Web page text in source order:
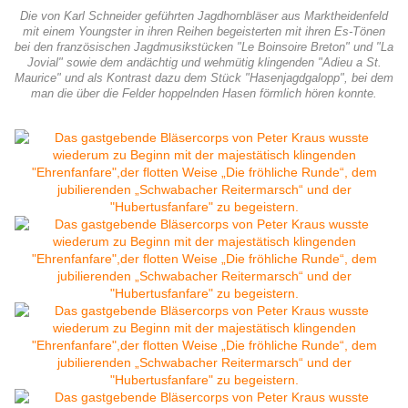
Die von Karl Schneider geführten Jagdhornbläser aus Marktheidenfeld
mit einem Youngster in ihren Reihen begeisterten mit ihren Es-Tönen
bei den französischen Jagdmusikstücken "Le Boinsoire Breton" und "La
Jovial" sowie dem andächtig und wehmütig klingenden "Adieu a St.
Maurice" und als Kontrast dazu dem Stück "Hasenjagdgalopp", bei dem
man die über die Felder hoppelnden Hasen förmlich hören konnte.